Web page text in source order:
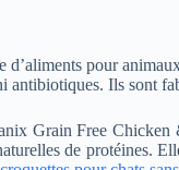
pour
antibiotiques. Ils sont
Grain Free Chicken
de protéines.